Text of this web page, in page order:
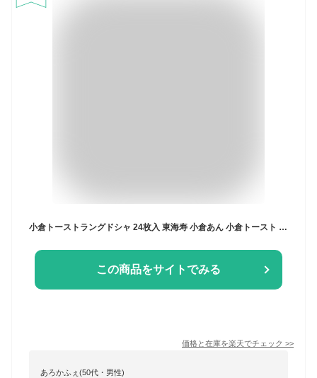
小倉トーストラングドシャ 24枚入 東海寿 小倉あん 小倉トースト 名古屋 土産 ギフト 贈り物 お祝い お返し 七五三 お歳暮 お取り寄せ 名古屋土産
この商品をサイトでみる
価格と在庫を楽天でチェック >>
あろかふぇ(50代・男性)